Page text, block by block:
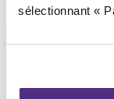
sélectionnant «